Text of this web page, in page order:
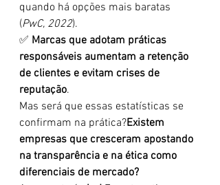
quando há opções mais baratas
(PwC, 2022).
✅ Marcas que adotam práticas
responsáveis aumentam a retenção
de clientes e evitam crises de
reputação.
Mas será que essas estatísticas se
confirmam na prática?Existem
empresas que cresceram apostando
na transparência e na ética como
diferenciais de mercado?